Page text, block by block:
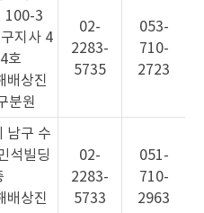
100-3
지사 4
호
배상진
분원
02-
2283-
5735
053-
710-
2723
남구 수
석빌딩
배상진
02-
2283-
5733
051-
710-
2963